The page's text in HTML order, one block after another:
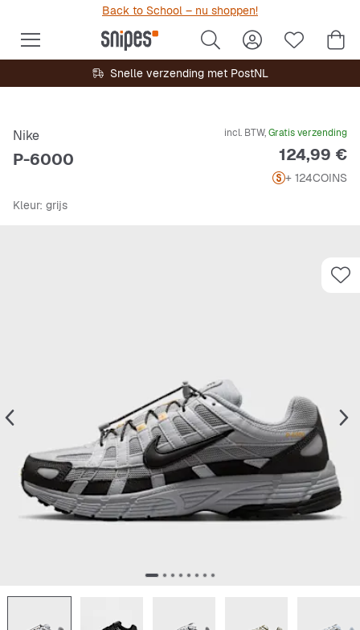
Back to School – nu shoppen!
Snelle verzending met PostNL
Nike
P-6000
incl. BTW,Gratis verzending
Prijs
124,99 €
+ 124COINS
Kleur: grijs